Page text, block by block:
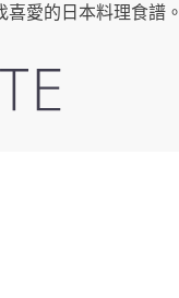
愛的日本料理食譜。